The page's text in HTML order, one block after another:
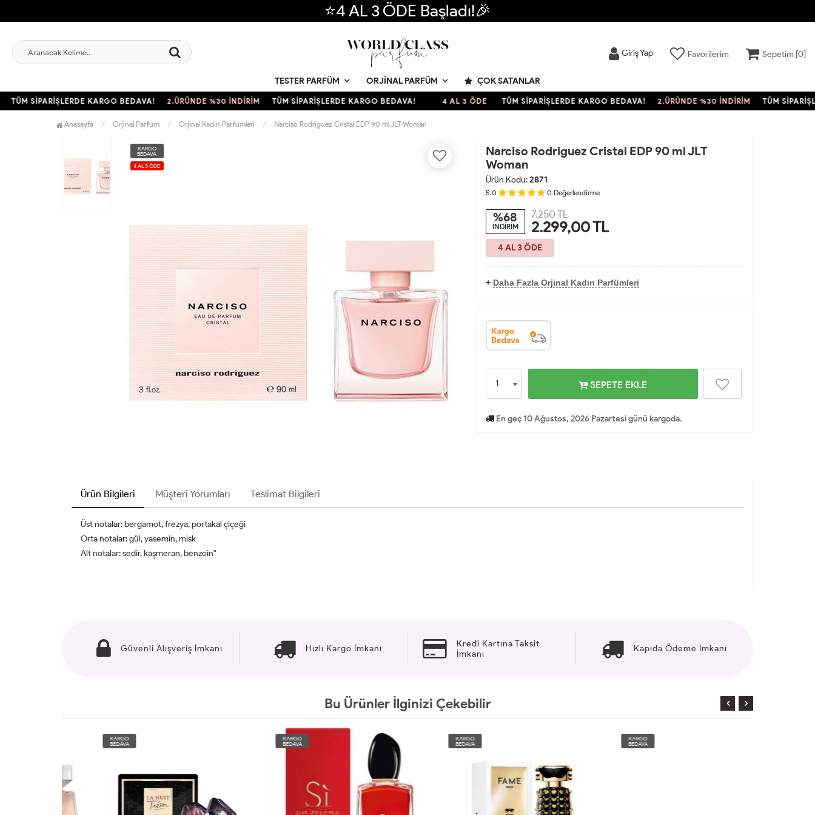
⭐4 AL 3 ÖDE Başladı!🎉
Giriş Yap Favorilerim Sepetim [0]
TESTER PARFÜM ORJINAL PARFÜM ÇOK SATANLAR
SİPARİŞLERDE KARGO BEDAVA! 2.ÜRÜNDE %30 İNDİRİM TÜM SİPARİŞLERDE KARGO BEDAVA! 4 AL 3 ÖDE TÜM SİPARİŞLERDE KARGO BEDAVA! 2.ÜRÜNDE %30 İNDİRİM TÜM
Anasayfa Orjinal Parfüm Orjinal Kadın Parfümleri Narciso Rodriguez Cristal EDP 90 ml JLT Woman
KARGO
BEDAVA
4 AL 3 ÖDE
Narciso Rodriguez Cristal EDP 90 ml JLT
Woman
Ürün Kodu:2871
5.0 0 Değerlendirme
%68
İNDİRİM
7.250 TL
2.299,00TL
4 AL 3 ÖDE
+ Daha Fazla Orjinal Kadın Parfümleri
SEPETE EKLE
En geç 10 Ağustos, 2026 Pazartesi günü kargoda.
Ürün Bilgileri Müşteri Yorumları Teslimat Bilgileri
Üst notalar: bergamot, frezya, portakal çiçeği
Orta notalar: gül, yasemin, misk
Alt notalar: sedir, kaşmeran, benzoin"
Güvenli Alışveriş İmkanı Hızlı Kargo İmkanı
Kredi Kartına Taksit
İmkanı
Kapıda Ödeme İmkanı
Bu Ürünler İlginizi Çekebilir